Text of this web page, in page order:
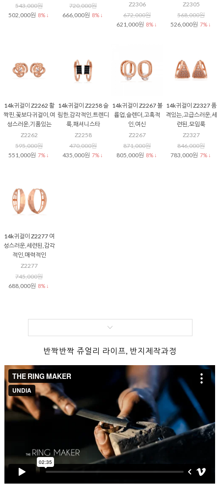
543,000원
502,000원 8% ↓
720,000원
666,000원 8% ↓
Z2306
672,000원
621,000원 8% ↓
Z2305
568,000원
526,000원 7% ↓
14k귀걸이 Z2262 활
짝핀,꽃보다귀걸이,여
성스러운,기품있는
Z2262
595,000원
551,000원 7% ↓
14k귀걸이 Z2258 슬
림한,감각적인,트렌디
룩,패셔니스타
Z2258
470,000원
435,000원 7% ↓
14k귀걸이 Z2267 볼
륨업,슬렌더,고혹적
인,여신
Z2267
871,000원
805,000원 8% ↓
14k귀걸이 Z2327 품
격있는,고급스러운,세
련된,모임룩
Z2327
846,000원
783,000원 7% ↓
14k귀걸이 Z2277 여
성스러운,세련된,감각
적인,매력적인
Z2277
745,000원
688,000원 8% ↓
반짝반짝 쥬얼리 라이프, 반지제작과정